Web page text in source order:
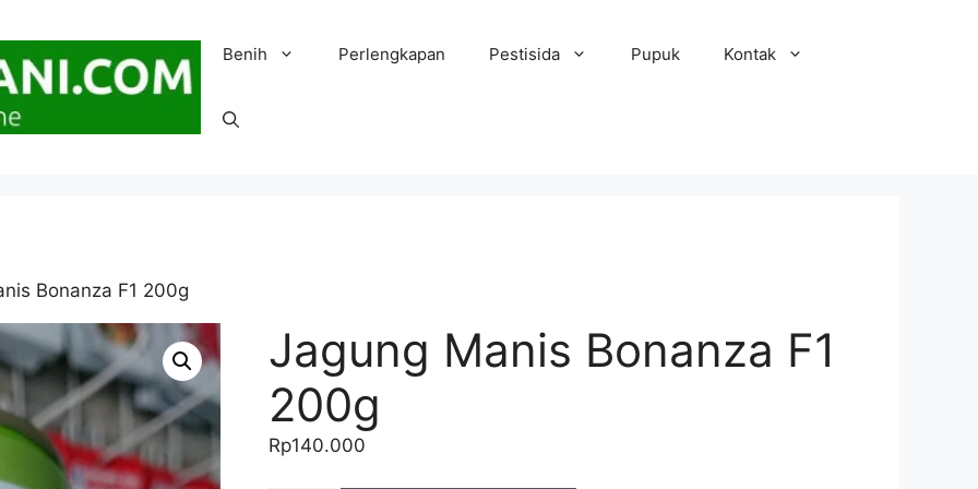
Benih Perlengkapan Pestisida Pupuk Kontak
Bonanza F1 200g
Jagung Manis Bonanza F1
200g
Rp140.000